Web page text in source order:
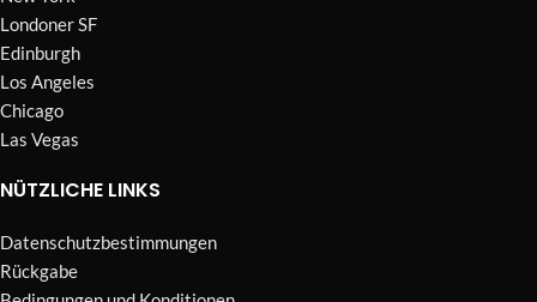
Londoner SF
Edinburgh
Los Angeles
Chicago
Las Vegas
NÜTZLICHE LINKS
Datenschutzbestimmungen
Rückgabe